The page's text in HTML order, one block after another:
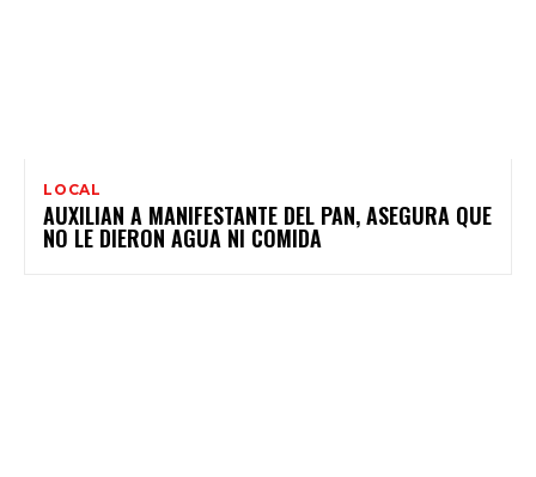
LOCAL
AUXILIAN A MANIFESTANTE DEL PAN, ASEGURA QUE
NO LE DIERON AGUA NI COMIDA